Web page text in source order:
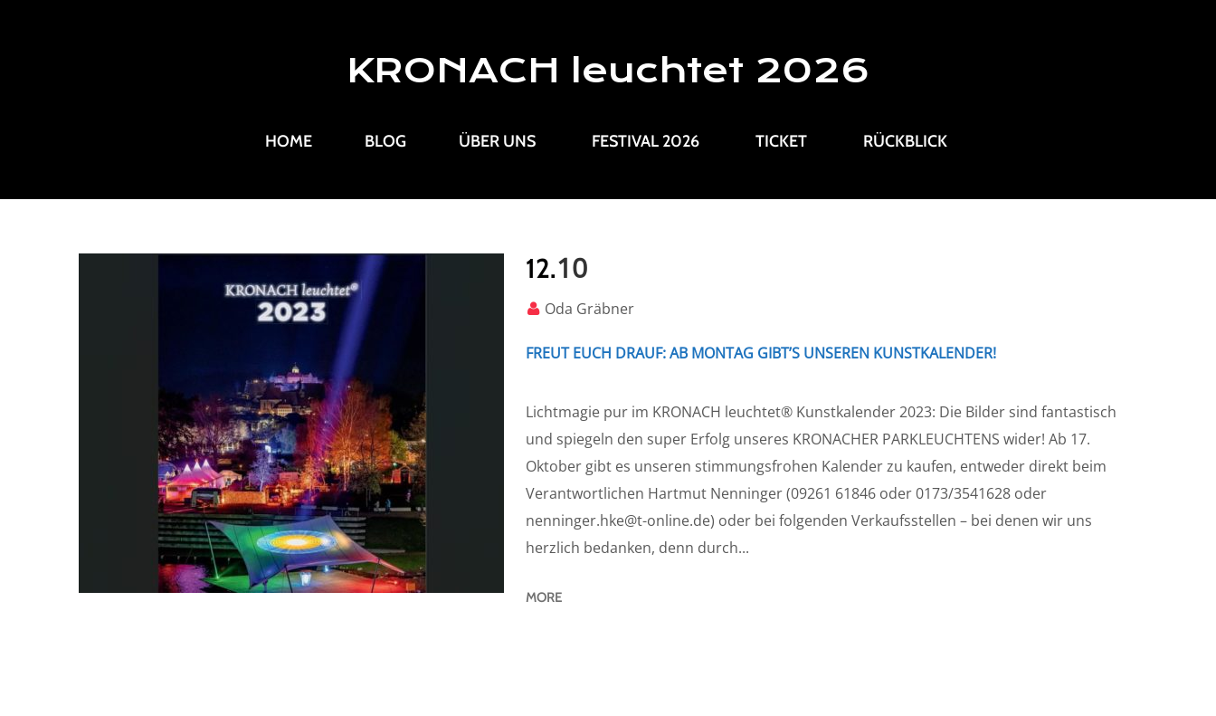
KRONACH leuchtet 2026
HOME BLOG ÜBER UNS FESTIVAL 2026 TICKET RÜCKBLICK
12.10
Oda Gräbner
FREUT EUCH DRAUF: AB MONTAG GIBT’S UNSEREN KUNSTKALENDER!
Lichtmagie pur im KRONACH leuchtet® Kunstkalender 2023: Die Bilder sind fantastisch
und spiegeln den super Erfolg unseres KRONACHER PARKLEUCHTENS wider! Ab 17.
Oktober gibt es unseren stimmungsfrohen Kalender zu kaufen, entweder direkt beim
Verantwortlichen Hartmut Nenninger (09261 61846 oder 0173/3541628 oder
nenninger.hke@t-online.de) oder bei folgenden Verkaufsstellen – bei denen wir uns
herzlich bedanken, denn durch...
MORE